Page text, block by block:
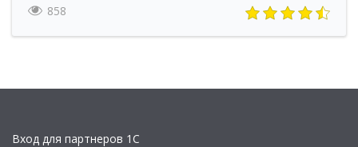
858
Вход для партнеров 1С